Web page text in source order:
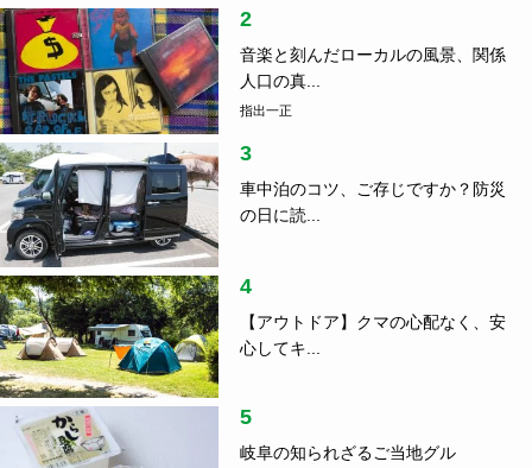
2
音楽と刻んだローカルの風景、関係
人口の真...
指出一正
3
車中泊のコツ、ご存じですか？防災
の日に読...
4
【アウトドア】クマの心配なく、安
心してキ...
5
岐阜の知られざるご当地グル